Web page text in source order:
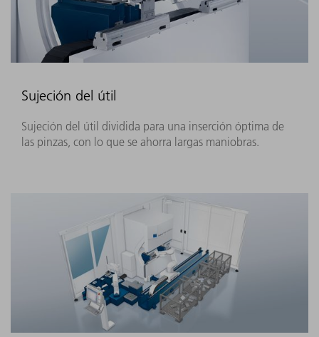
Sujeción del útil
Sujeción del útil dividida para una inserción óptima de
las pinzas, con lo que se ahorra largas maniobras.